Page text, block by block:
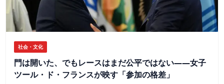
社会・文化
門は開いた、でもレースはまだ公平ではない――女子
ツール・ド・フランスが映す「参加の格差」